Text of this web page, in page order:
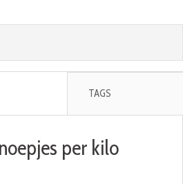
TAGS
per kilo